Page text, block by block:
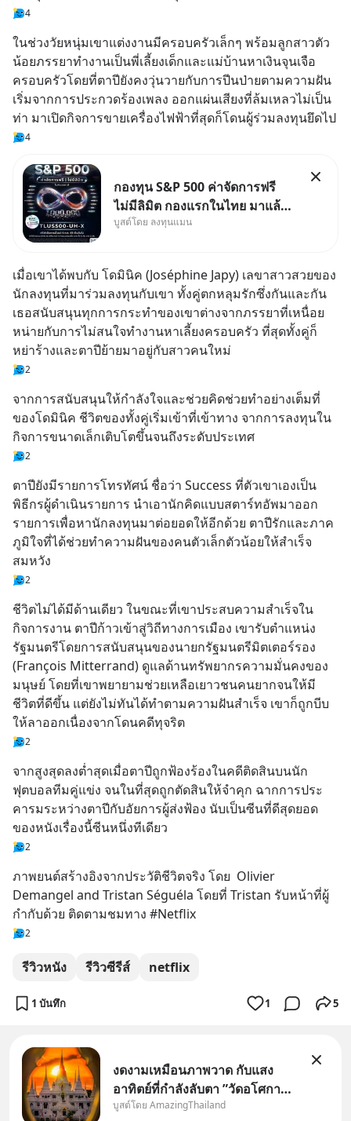
4
ในช่วงวัยหนุ่มเขาแต่งงานมีครอบครัวเล็กๆ พร้อมลูกสาวตัว
น้อยภรรยาทำงานเป็นพี่เลี้ยงเด็กและแม่บ้านหาเงินจุนเจือ
ครอบครัวโดยที่ตาปียังคงวุ่นวายกับการปีนป่ายตามความฝัน
เริ่มจากการประกวดร้องเพลง ออกแผ่นเสียงที่ล้มเหลวไม่เป็น
ท่า มาเปิดกิจการขายเครื่องไฟฟ้าที่สุดก็โดนผู้ร่วมลงทุนยึดไป
4
กองทุน S&P 500 ค่าจัดการฟรี
ไม่มีลิมิต กองแรกในไทย มาแล้ว..
กองทุนที่ออกแบบมาเพื่อแก้ Pain
บูสต์โดย ลงทุนแมน
เมื่อเขาได้พบกับ โดมินิค (Joséphine Japy) เลขาสาวสวยของ
นักลงทุนที่มาร่วมลงทุนกับเขา ทั้งคู่ตกหลุมรักซึ่งกันและกัน
เธอสนับสนุนทุกการกระทำของเขาต่างจากภรรยาที่เหนื่อย
หน่ายกับการไม่สนใจทำงานหาเลี้ยงครอบครัว ที่สุดทั้งคู่ก็
หย่าร้างและตาปีย้ายมาอยู่กับสาวคนใหม่
2
จากการสนับสนุนให้กำลังใจและช่วยคิดช่วยทำอย่างเต็มที่
ของโดมินิค ชีวิตของทั้งคู่เริ่มเข้าที่เข้าทาง จากการลงทุนใน
กิจการขนาดเล็กเติบโตขึ้นจนถึงระดับประเทศ
2
ตาปียังมีรายการโทรทัศน์ ชื่อว่า Success ที่ตัวเขาเองเป็น
พิธีกรผู้ดำเนินรายการ นำเอานักคิดแบบสตาร์ทอัพมาออก
รายการเพื่อหานักลงทุนมาต่อยอดให้อีกด้วย ตาปีรักและภาค
ภูมิใจที่ได้ช่วยทำความฝันของคนตัวเล็กตัวน้อยให้สำเร็จ
สมหวัง
2
ชีวิตไม่ได้มีด้านเดียว ในขณะที่เขาประสบความสำเร็จใน
กิจการงาน ตาปีก้าวเข้าสู่วิถีทางการเมือง เขารับตำแหน่ง
รัฐมนตรีโดยการสนับสนุนของนายกรัฐมนตรีมิตเตอร์รอง
(François Mitterrand) ดูแลด้านทรัพยากรความมั่นคงของ
มนุษย์ โดยที่เขาพยายามช่วยเหลือเยาวชนคนยากจนให้มี
ชีวิตที่ดีขึ้น แต่ยังไม่ทันได้ทำตามความฝันสำเร็จ เขาก็ถูกบีบ
ให้ลาออกเนื่องจากโดนคดีทุจริต
2
จากสูงสุดลงต่ำสุดเมื่อตาปีถูกฟ้องร้องในคดีติดสินบนนัก
ฟุตบอลทีมคู่แข่ง จนในที่สุดถูกตัดสินให้จำคุก ฉากการประ
คารมระหว่างตาปีกับอัยการผู้ส่งฟ้อง นับเป็นซีนที่ดีสุดยอด
ของหนังเรื่องนี้ซีนหนึ่งทีเดียว
2
ภาพยนต์สร้างอิงจากประวัติชีวิตจริง โดย  Olivier
Demangel and Tristan Séguéla โดยที่ Tristan รับหน้าที่ผู้
กำกับด้วย ติดตามชมทาง #Netflix
2
รีวิวหนัง รีวิวซีรีส์ netflix
1 บันทึก 1 5
งดงามเหมือนภาพวาด กับแสง
อาทิตย์ที่กำลังลับตา ”วัดอโศกา
ราม” จ.สมุทรปราการ
บูสต์โดย AmazingThailand